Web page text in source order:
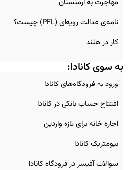
مهاجرت به ارمنستان
نامه‌ی عدالت رویه‌ای (PFL) چیست؟
کار در هلند
به سوی کانادا:
ورود به فرودگاه‌های کانادا
افتتاح حساب بانکی در کانادا
اجاره خانه برای تازه‌ واردین
بیومتریک کانادا
سوالات آفیسر در فرودگاه کانادا